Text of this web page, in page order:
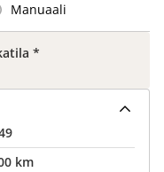
Manuaali
*
km